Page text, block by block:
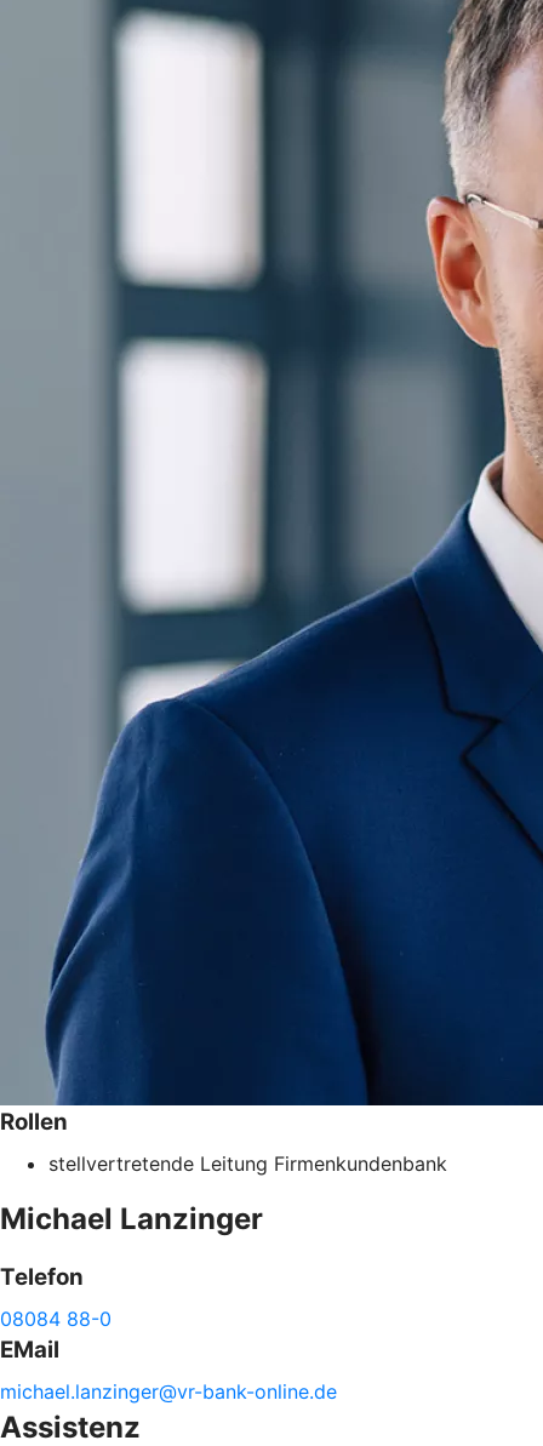
Rollen
stellvertretende Leitung Firmenkundenbank
Michael Lanzinger
Telefon
08084 88-0
EMail
michael.lanzinger@vr-bank-online.de
Assistenz